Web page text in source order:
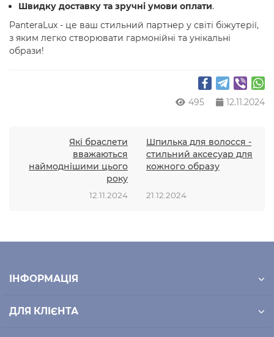
Швидку доставку та зручні умови оплати.
PanteraLux - це ваш стильний партнер у світі біжутерії,
з яким легко створювати гармонійні та унікальні
образи!
495 12.11.2024
Які браслети
вважаються
наймоднішими цього
року
12.11.2024
Шпилька для волосся -
стильний аксесуар для
кожного образу
21.12.2024
ІНФОРМАЦІЯ
ДЛЯ КЛІЄНТА